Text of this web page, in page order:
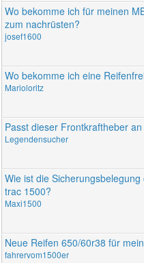
Wo bekomme ich für meinen
zum nachrüsten?
josef1600
Wo bekomme ich eine
Marioloritz
Passt dieser Frontkraftheber
Legendensucher
Wie ist die
trac 1500?
Maxi1500
Neue Reifen 650/60r38 für
fahrervom1500er